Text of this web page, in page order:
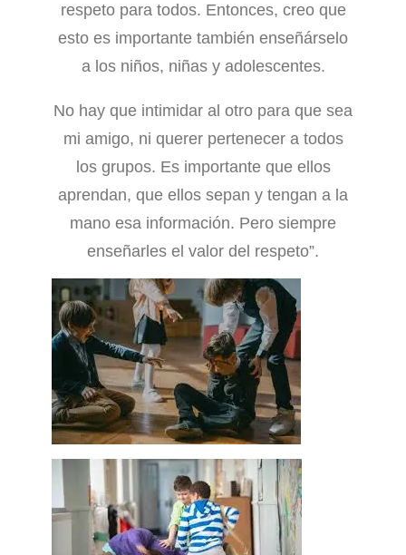
respeto para todos. Entonces, creo que
esto es importante también enseñárselo
a los niños, niñas y adolescentes.
No hay que intimidar al otro para que sea
mi amigo, ni querer pertenecer a todos
los grupos. Es importante que ellos
aprendan, que ellos sepan y tengan a la
mano esa información. Pero siempre
enseñarles el valor del respeto”.